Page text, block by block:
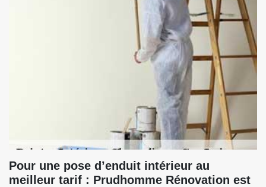
Pour une pose d’enduit intérieur au
meilleur tarif : Prudhomme Rénovation est